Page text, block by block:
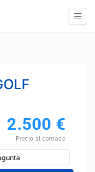
2.500 €
Precio al contado